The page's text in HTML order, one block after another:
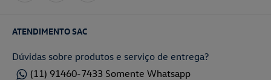
ATENDIMENTO SAC
Dúvidas sobre produtos e serviço de entrega?
(11) 91460-7433 Somente Whatsapp